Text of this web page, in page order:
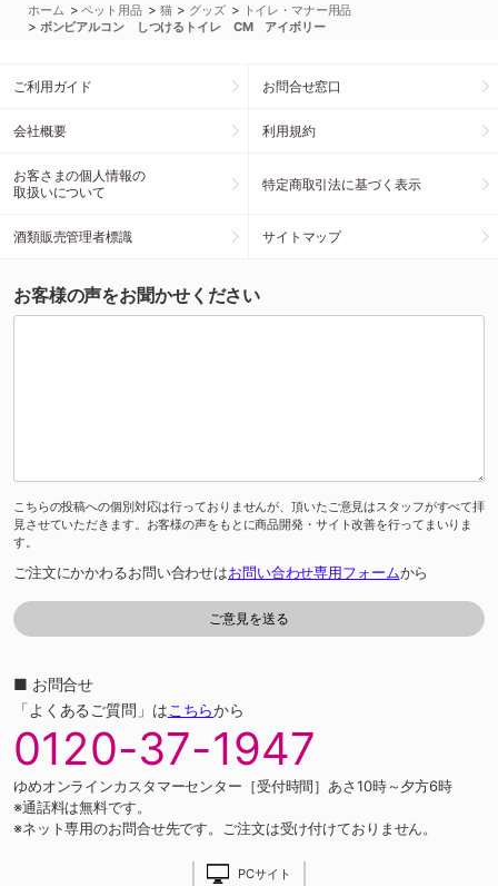
ホーム >ペット用品 > 猫 > グッズ > トイレ・マナー用品
> ボンビアルコン しつけるトイレ CM アイボリー
ご利用ガイド お問合せ窓口
会社概要 利用規約
お客さまの個人情報の
取扱いについて
特定商取引法に基づく表示
酒類販売管理者標識 サイトマップ
お客様の声をお聞かせください
こちらの投稿への個別対応は行っておりませんが、頂いたご意見はスタッフがすべて拝
見させていただきます。お客様の声をもとに商品開発・サイト改善を行ってまいりま
す。
ご注文にかかわるお問い合わせはお問い合わせ専用フォームから
■ お問合せ
「よくあるご質問」はこちらから
0120-37-1947
ゆめオンラインカスタマーセンター［受付時間］あさ10時～夕方6時
※通話料は無料です。
※ネット専用のお問合せ先です。ご注文は受け付けておりません。
PCサイト